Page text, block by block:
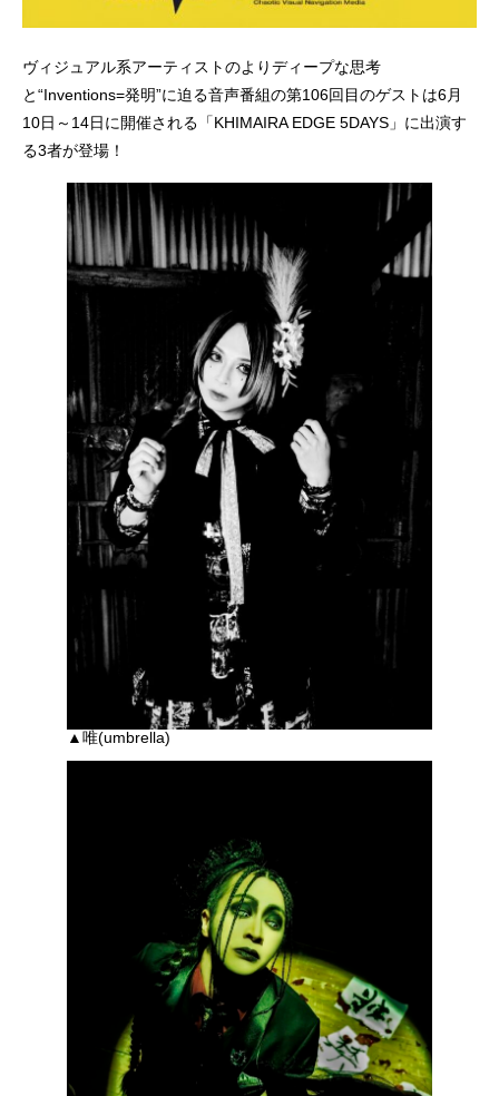
ヴィジュアル系アーティストのよりディープな思考
と“Inventions=発明”に迫る音声番組の第106回目のゲストは6月
10日～14日に開催される「KHIMAIRA EDGE 5DAYS」に出演す
る3者が登場！
▲唯(umbrella)